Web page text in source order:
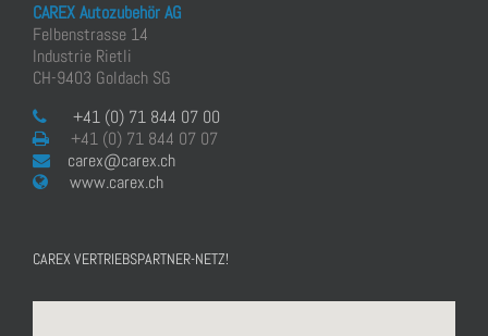
CAREX Autozubehör AG
Felbenstrasse 14
Industrie Rietli
CH-9403 Goldach SG
+41 (0) 71 844 07 00
+41 (0) 71 844 07 07
carex@carex.ch
www.carex.ch
CAREX VERTRIEBSPARTNER-NETZ!